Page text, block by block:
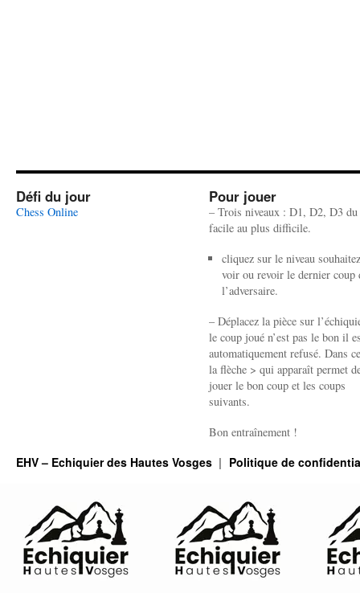
Défi du jour
Chess Online
Pour jouer
– Trois niveaux : D1, D2, D3
facile au plus difficile.
cliquez sur le niveau
voir ou revoir le dernier coup
l’adversaire.
– Déplacez la pièce sur
le coup joué n’est pas le bon il
automatiquement refusé. Dans
la flèche > qui apparaît permet
jouer le bon coup et les coups
suivants.
Bon entraînement !
EHV – Echiquier des Hautes Vosges Politique de